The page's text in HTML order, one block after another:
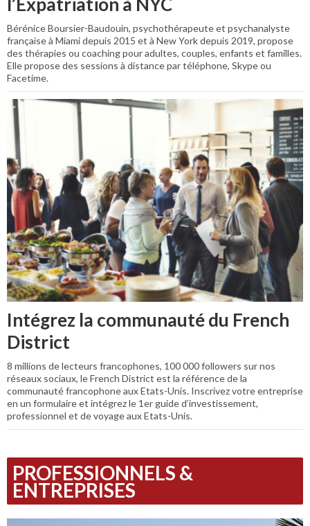
Bérénice Boursier-Baudouin, psychothérapeute et psychanalyste
française à Miami depuis 2015 et à New York depuis 2019, propose
des thérapies ou coaching pour adultes, couples, enfants et familles.
Elle propose des sessions à distance par téléphone, Skype ou
Facetime.
Intégrez la communauté du French
District
8 millions de lecteurs francophones, 100 000 followers sur nos
réseaux sociaux, le French District est la référence de la
communauté francophone aux Etats-Unis. Inscrivez votre entreprise
en un formulaire et intégrez le 1er guide d’investissement,
professionnel et de voyage aux Etats-Unis.
PROFESSIONNELS &
ENTREPRISES